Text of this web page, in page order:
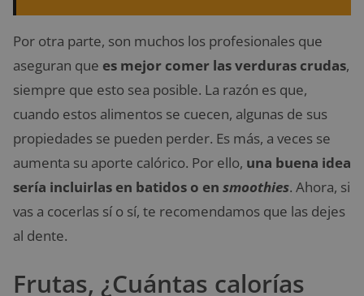
Por otra parte, son muchos los profesionales que
aseguran que es mejor comer las verduras crudas,
siempre que esto sea posible. La razón es que,
cuando estos alimentos se cuecen, algunas de sus
propiedades se pueden perder. Es más, a veces se
aumenta su aporte calórico. Por ello, una buena idea
sería incluirlas en batidos o en smoothies. Ahora, si
vas a cocerlas sí o sí, te recomendamos que las dejes
al dente.
Frutas, ¿Cuántas calorías